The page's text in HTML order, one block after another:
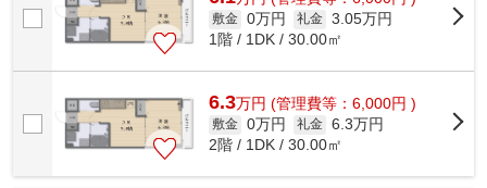
敷金 0万円 礼金 3.05万円
1階 / 1DK / 30.00㎡
6.3万円 (管理費等：6,000円 )
敷金 0万円 礼金 6.3万円
2階 / 1DK / 30.00㎡